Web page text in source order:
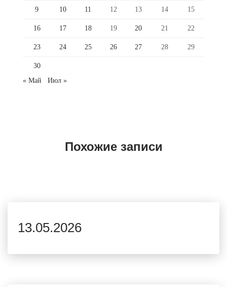
9 10 11 12 13 14 15
16 17 18 19 20 21 22
23 24 25 26 27 28 29
30
« Май
Июл »
Похожие записи
13.05.2026